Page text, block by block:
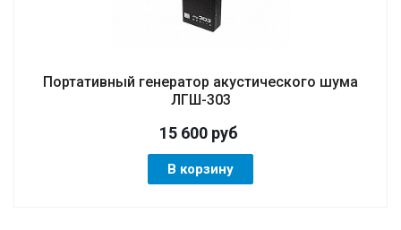
Портативный генератор акустического шума
ЛГШ-303
15 600руб
В корзину